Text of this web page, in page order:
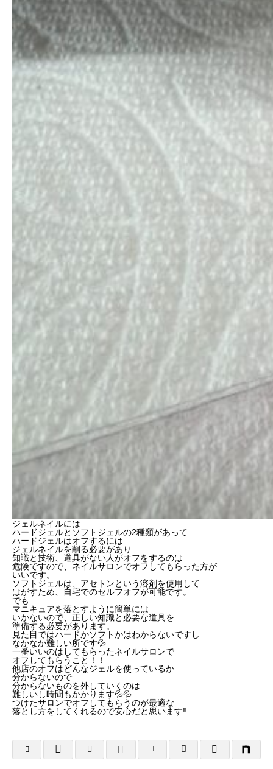
ジェルネイルには
ハードジェルとソフトジェルの2種類があって
ハードジェルはオフするには
ジェルネイルを削る必要があり
知識と技術、道具がない人がオフをするのは
危険ですので、ネイルサロンでオフしてもらった方が
いいです。
ソフトジェルは、アセトンという溶剤を使用して
はがすため、自宅でのセルフオフが可能です。
でも
マニキュアを落とすように簡単には
いかないので、正しい知識と必要な道具を
準備する必要があります。
見た目ではハードかソフトかはわからないですし
なかなか難しい所です💦
一番いいのはしてもらったネイルサロンで
オフしてもらうこと！！
他店のオフはどんなジェルを使っているか
分からないので
分からないものを外していくのは
難しいし時間もかかります💦💦
つけたサロンでオフしてもらうのが最適な
落とし方をしてくれるので安心だと思います‼️